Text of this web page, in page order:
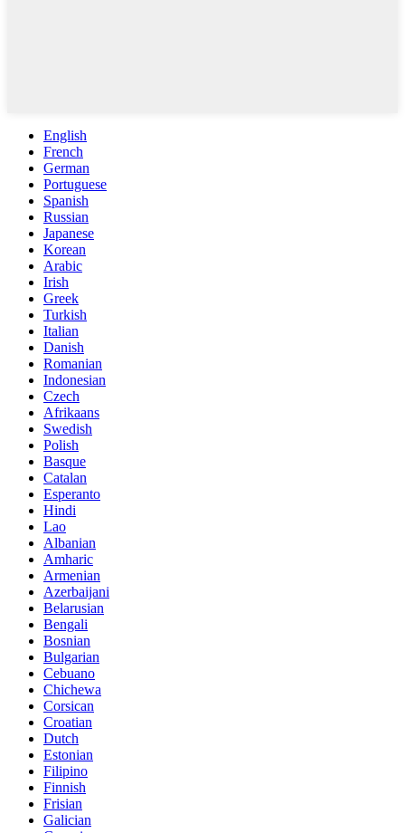
English
French
German
Portuguese
Spanish
Russian
Japanese
Korean
Arabic
Irish
Greek
Turkish
Italian
Danish
Romanian
Indonesian
Czech
Afrikaans
Swedish
Polish
Basque
Catalan
Esperanto
Hindi
Lao
Albanian
Amharic
Armenian
Azerbaijani
Belarusian
Bengali
Bosnian
Bulgarian
Cebuano
Chichewa
Corsican
Croatian
Dutch
Estonian
Filipino
Finnish
Frisian
Galician